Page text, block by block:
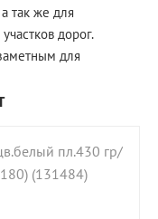
так же для
дорог.
для